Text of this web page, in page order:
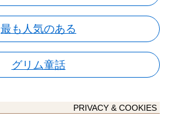
最も人気のある
グリム童話
PRIVACY & COOKIES